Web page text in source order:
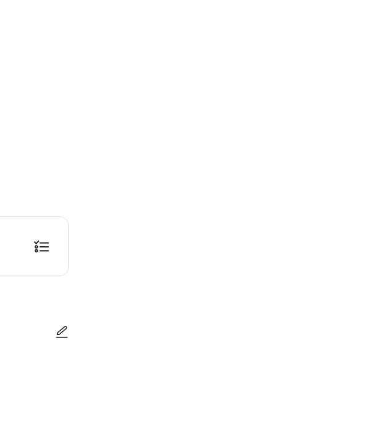
입니다. 투어 전에 부두에서 현금으로 결제하세요 * 임산부, 휠체어 사용자 또는 등, 심장 또는 폐에